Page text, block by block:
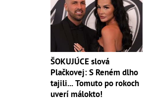
ŠOKUJÚCE slová
Plačkovej: S Reném dlho
tajili... Tomuto po rokoch
uverí málokto!